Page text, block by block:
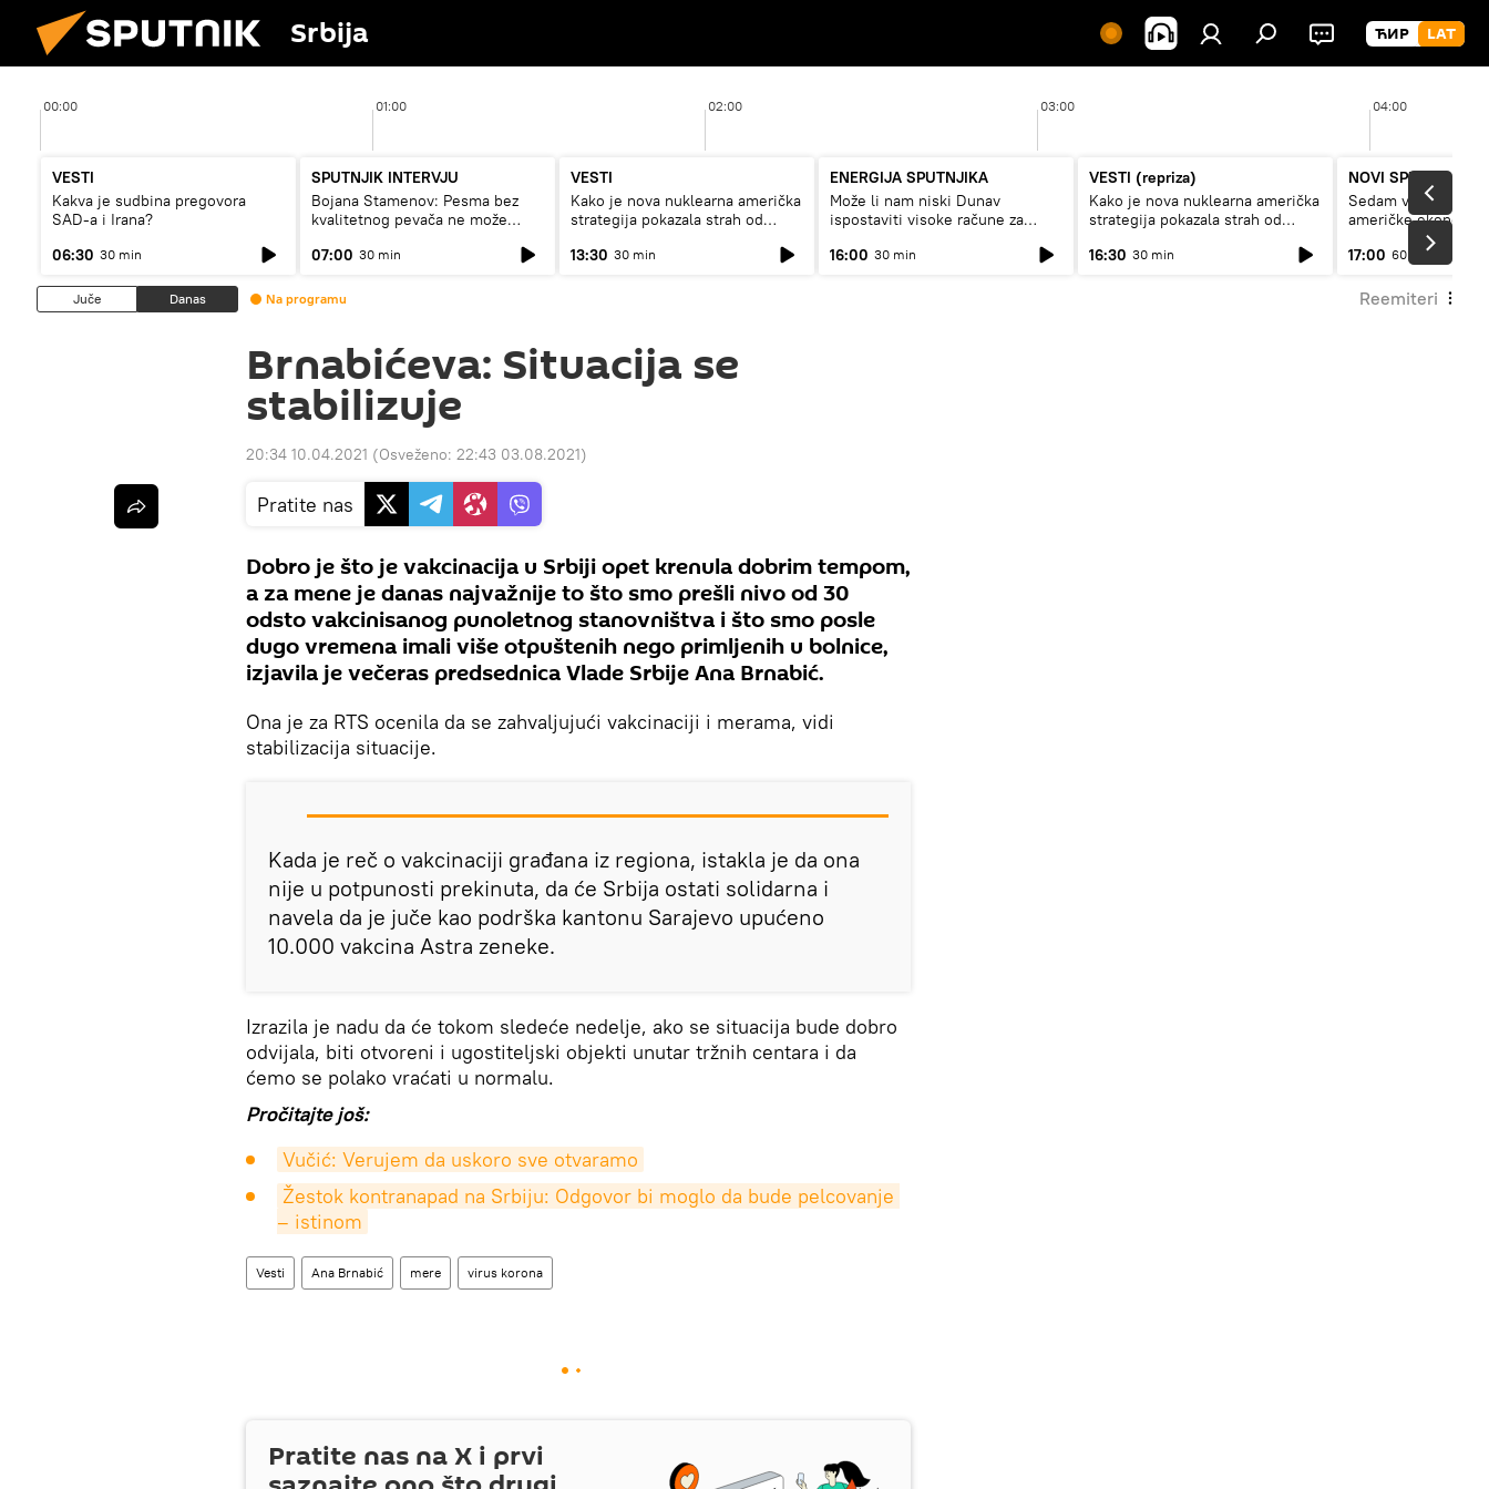
Srbija
00:00 01:00 02:00 03:00 04:00
VESTI
Kakva je sudbina pregovora
SAD-a i Irana?
06:30 30 min
SPUTNJIK INTERVJU
Bojana Stamenov: Pesma bez
kvalitetnog pevača ne može
07:00 30 min
VESTI
Kako je nova nuklearna američka
strategija pokazala strah od
13:30 30 min
ENERGIJA SPUTNJIKA
Može li nam niski Dunav
ispostaviti visoke račune za
16:00 30 min
VESTI (repriza)
Kako je nova nuklearna američka
strategija pokazala strah od
16:30 30 min
NOVI SPUTNJIK
Sedam
američke
17:00 60 min
Juče Danas Na programu Reemiteri
Brnabićeva: Situacija se
stabilizuje
20:34 10.04.2021 (Osveženo: 22:43 03.08.2021)
Pratite nas
Dobro je što je vakcinacija u Srbiji opet krenula dobrim tempom,
a za mene je danas najvažnije to što smo prešli nivo od 30
odsto vakcinisanog punoletnog stanovništva i što smo posle
dugo vremena imali više otpuštenih nego primljenih u bolnice,
izjavila je večeras predsednica Vlade Srbije Ana Brnabić.
Ona je za RTS ocenila da se zahvaljujući vakcinaciji i merama, vidi
stabilizacija situacije.
Kada je reč o vakcinaciji građana iz regiona, istakla je da ona
nije u potpunosti prekinuta, da će Srbija ostati solidarna i
navela da je juče kao podrška kantonu Sarajevo upućeno
10.000 vakcina Astra zeneke.
Izrazila je nadu da će tokom sledeće nedelje, ako se situacija bude dobro
odvijala, biti otvoreni i ugostiteljski objekti unutar tržnih centara i da
ćemo se polako vraćati u normalu.
Pročitajte još:
Vučić: Verujem da uskoro sve otvaramo
Žestok kontranapad na Srbiju: Odgovor bi moglo da bude pelcovanje
– istinom
Vesti Ana Brnabić mere virus korona
Pratite nas naX i prvi